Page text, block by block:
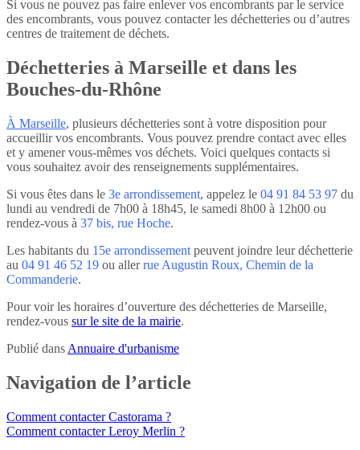
Si vous ne pouvez pas faire enlever vos encombrants par le service
des encombrants, vous pouvez contacter les déchetteries ou d’autres
centres de traitement de déchets.
Déchetteries à Marseille et dans les
Bouches-du-Rhône
À Marseille, plusieurs déchetteries sont à votre disposition pour
accueillir vos encombrants. Vous pouvez prendre contact avec elles
et y amener vous-mêmes vos déchets. Voici quelques contacts si
vous souhaitez avoir des renseignements supplémentaires.
Si vous êtes dans le 3e arrondissement, appelez le 04 91 84 53 97 du
lundi au vendredi de 7h00 à 18h45, le samedi 8h00 à 12h00 ou
rendez-vous à 37 bis, rue Hoche.
Les habitants du 15e arrondissement peuvent joindre leur déchetterie
au 04 91 46 52 19 ou allerrue Augustin Roux, Chemin de la
Commanderie.
Pour voir les horaires d’ouverture des déchetteries de Marseille,
rendez-vous sur le site de la mairie.
Publié dans Annuaire d'urbanisme
Navigation de l’article
Comment contacter Castorama ?
Comment contacter Leroy Merlin ?